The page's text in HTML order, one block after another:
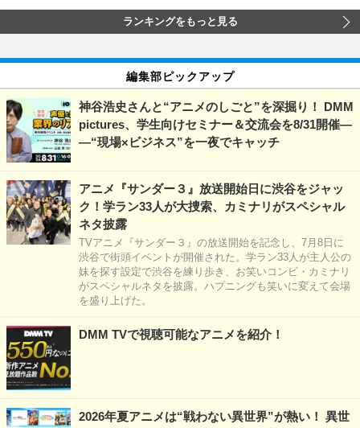
ランキングをもっと見る
編集部ピックアップ
神谷浩史さんと“アニメのしごと”を深掘り！ DMM
pictures、学生向けセミナー＆交流会を8/31開催―
―“現場×ビジネス”を一夜でキャッチ
アニメ『サンダー３』放送開始日に渋谷をジャッ
ク！学ラン33人が大捜索、カミナリがスペシャル
ネタ披露
TVアニメ『サンダー３』の放送開始を記念し、7月8日に
渋谷で街頭イベントが開催された。学ラン33人が主人公の
妹を探す設定で渋谷を練り歩き、お笑いコンビ・カミナリ
がスペシャルネタを披露。ハプニングも笑いに変えて会場
を盛り上げた。
DMM TVで視聴可能なアニメを紹介！
2026年夏アニメは“戦わない異世界”が熱い！ 異世